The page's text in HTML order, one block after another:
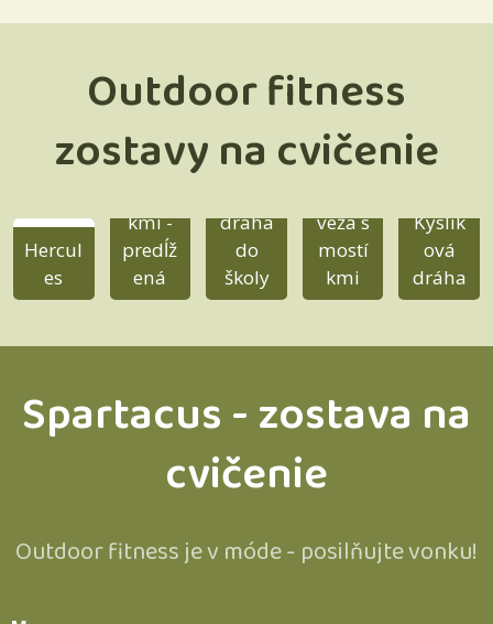
Outdoor fitness
zostavy na cvičenie
Hercul
es
FIT
veža s
kmi -
predĺž
ená
dráha
do
školy
veža s
mostí
kmi
Kyslík
ová
dráha
Spartacus - zostava na
cvičenie
Outdoor fitness je v móde - posilňujte vonku!